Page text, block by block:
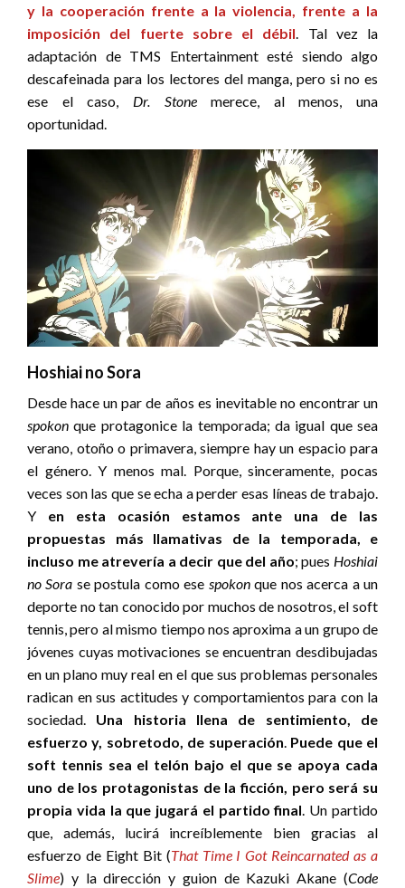
y la cooperación frente a la violencia, frente a la
imposición del fuerte sobre el débil . Tal vez la
adaptación de TMS Entertainment esté siendo algo
descafeinada para los lectores del manga, pero si no es
ese el caso, Dr. Stonemerece, al menos, una
oportunidad.
Hoshiai no Sora
Desde hace un par de años es inevitable no encontrar un
spokon que protagonice la temporada; da igual que sea
verano, otoño o primavera, siempre hay un espacio para
el género. Y menos mal. Porque, sinceramente, pocas
veces son las que se echa a perder esas líneas de trabajo.
Y en esta ocasión estamos ante una de las
propuestas más llamativas de la temporada, e
incluso me atrevería a decir que del año; pues Hoshiai
no Sora se postula como ese spokonque nos acerca a un
deporte no tan conocido por muchos de nosotros, el soft
tennis, pero al mismo tiempo nos aproxima a un grupo de
jóvenes cuyas motivaciones se encuentran desdibujadas
en un plano muy real en el que sus problemas personales
radican en sus actitudes y comportamientos para con la
sociedad. Una historia llena de sentimiento, de
esfuerzo y, sobretodo, de superación. Puede que el
soft tennis sea el telón bajo el que se apoya cada
uno de los protagonistas de la ficción, pero será su
propia vida la que jugará el partido final. Un partido
que, además, lucirá increíblemente bien gracias al
esfuerzo de Eight Bit (That Time I Got Reincarnated as a
Slime) y la dirección y guion de Kazuki Akane (Code